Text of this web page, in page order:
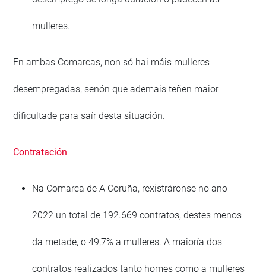
mulleres.
En ambas Comarcas, non só hai máis mulleres
desempregadas, senón que ademais teñen maior
dificultade para saír desta situación.
Contratación
Na Comarca de A Coruña, rexistráronse no ano
2022 un total de 192.669 contratos, destes menos
da metade, o 49,7% a mulleres. A maioría dos
contratos realizados tanto homes como a mulleres